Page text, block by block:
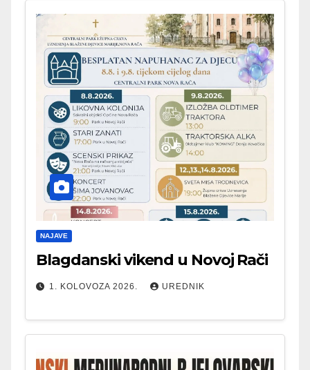
NAJAVE
Blagdanski vikend u Novoj Rači
1. KOLOVOZA 2026. UREDNIK